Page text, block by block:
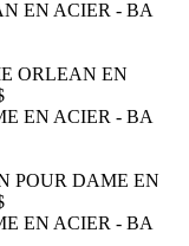
ORLEAN EN
POUR DAME EN